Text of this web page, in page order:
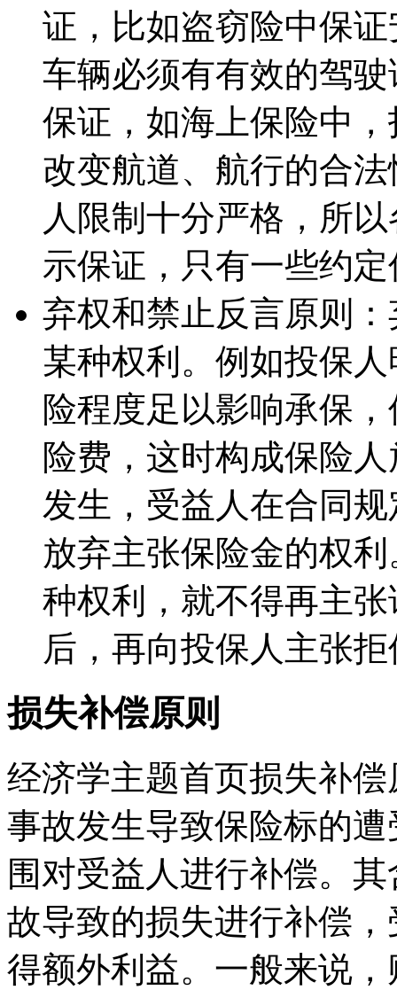
证，比如盗窃险中保
车辆必须有有效的驾
保证，如海上保险中
改变航道、航行的合
人限制十分严格，所
示保证，只有一些约
弃权和禁止反言原则
某种权利。例如投保
险程度足以影响承保
险费，这时构成保险
发生，受益人在合同
放弃主张保险金的权
种权利，就不得再主
后，再向投保人主张
损失补偿原则
经济学主题首页损失补
事故发生导致保险标的
围对受益人进行补偿。
故导致的损失进行补偿
得额外利益。一般来说